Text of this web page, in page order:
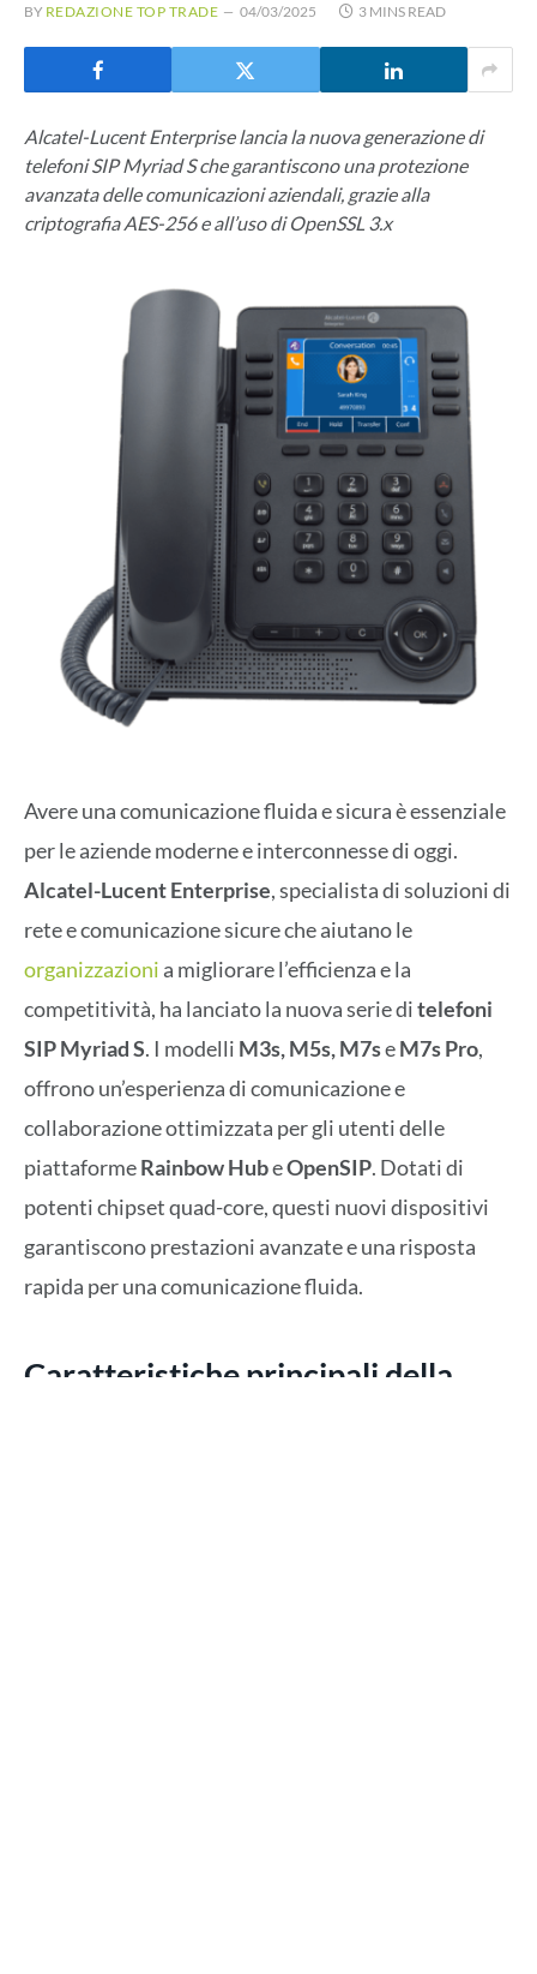
BY REDAZIONE TOP TRADE 04/03/2025 3 MINS READ
Alcatel-Lucent Enterprise lancia la nuova generazione di
telefoni SIP Myriad S che garantiscono una protezione
avanzata delle comunicazioni aziendali, grazie alla
criptografia AES-256 e all’uso di OpenSSL 3.x
Avere una comunicazione fluida e sicura è essenziale
per le aziende moderne e interconnesse di oggi.
Alcatel-Lucent Enterprise, specialista di soluzioni di
rete e comunicazione sicure che aiutano le
organizzazioni a migliorare l’efficienza e la
competitività, ha lanciato la nuova serie ditelefoni
SIP Myriad S. I modelli M3s, M5s, M7seM7s Pro,
offrono un’esperienza di comunicazione e
collaborazione ottimizzata per gli utenti delle
piattaformeRainbow HubeOpenSIP. Dotati di
potenti chipset quad-core, questi nuovi dispositivi
garantiscono prestazioni avanzate e una risposta
rapida per una comunicazione fluida.
Caratteristiche principali della